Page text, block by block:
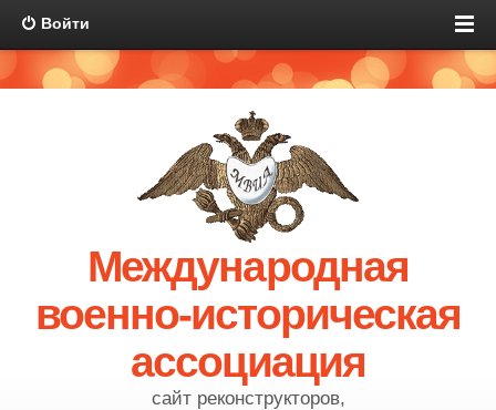
Войти
Международная
военно-историческая
ассоциация
сайт реконструкторов,